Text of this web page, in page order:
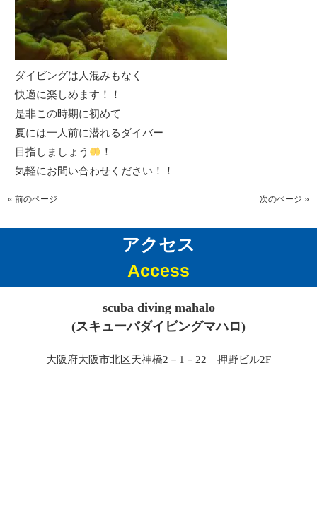
ダイビングは人混みもなく
快適に楽しめます！！
是非この時期に初めて
夏には一人前に潜れるダイバー
目指しましょう
！
気軽にお問い合わせください！！
« 前のページ 次のページ »
アクセス
Access
scuba diving mahalo
(スキューバダイビングマハロ)
大阪府大阪市北区天神橋2－1－22 押野ビル2F